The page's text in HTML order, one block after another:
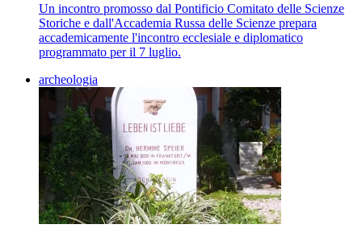
Un incontro promosso dal Pontificio Comitato delle Scienze
Storiche e dall'Accademia Russa delle Scienze prepara
accademicamente l'incontro ecclesiale e diplomatico
programmato per il 7 luglio.
archeologia